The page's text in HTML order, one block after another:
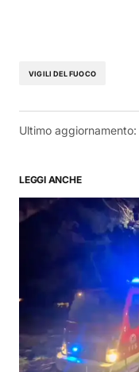
VIGILI DEL FUOCO
Ultimo aggiornamento:
LEGGI ANCHE